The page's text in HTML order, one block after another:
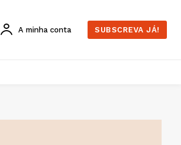
A minha conta SUBSCREVA JÁ!